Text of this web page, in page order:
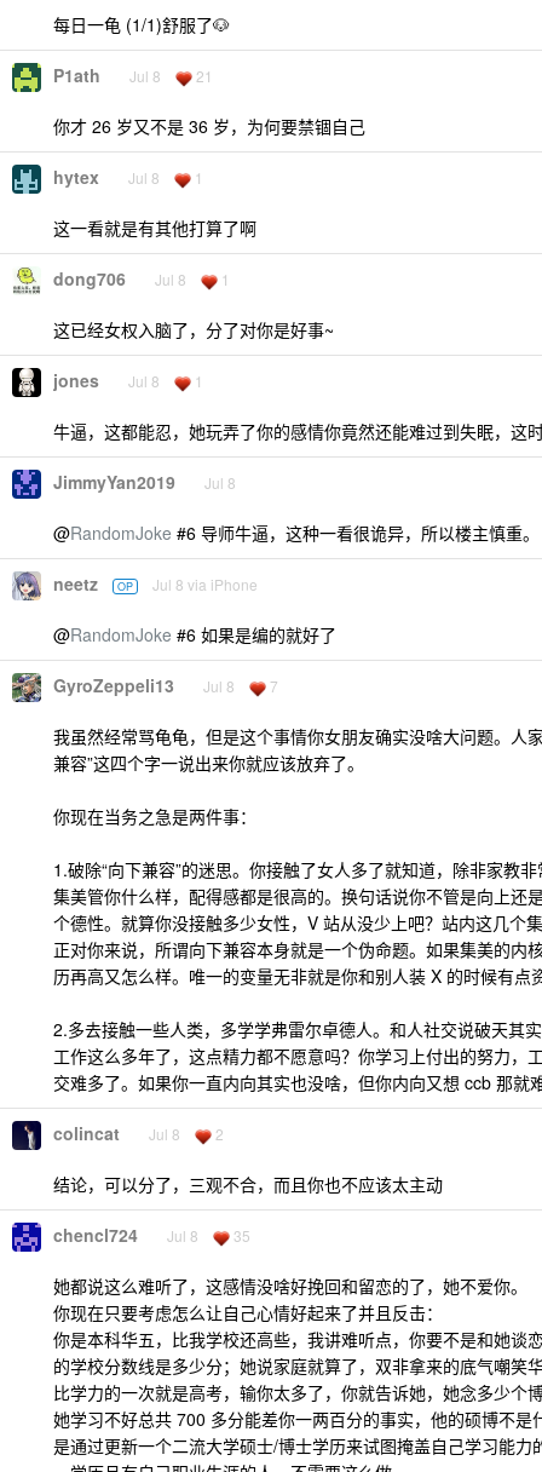
每日一龟 (1/1)舒服了🐶
P1ath Jul 8 21
你才 26 岁又不是 36 岁，为何要禁锢自己
hytex Jul 8 1
这一看就是有其他打算了啊
dong706 Jul 8 1
这已经女权入脑了，分了对你是好事~
jones Jul 8 1
牛逼，这都能忍，她玩弄了你的感情你竟然还能难过到失眠，这
JimmyYan2019 Jul 8
@RandomJoke #6 导师牛逼，这种一看很诡异，所以楼主慎重。
neetz OP Jul 8 via iPhone
@RandomJoke #6 如果是编的就好了
GyroZeppeli13 Jul 8 7
我虽然经常骂龟龟，但是这个事情你女朋友确实没啥大问题。人
兼容”这四个字一说出来你就应该放弃了。
你现在当务之急是两件事：
1.破除“向下兼容”的迷思。你接触了女人多了就知道，除非家教
集美管你什么样，配得感都是很高的。换句话说你不管是向上还
个德性。就算你没接触多少女性，V 站从没少上吧？站内这几个
正对你来说，所谓向下兼容本身就是一个伪命题。如果集美的内
历再高又怎么样。唯一的变量无非就是你和别人装 X 的时候有点
2.多去接触一些人类，多学学弗雷尔卓德人。和人社交说破天其
工作这么多年了，这点精力都不愿意吗？你学习上付出的努力，
交难多了。如果你一直内向其实也没啥，但你内向又想 ccb 那就
colincat Jul 8 2
结论，可以分了，三观不合，而且你也不应该太主动
chencl724 Jul 8 35
她都说这么难听了，这感情没啥好挽回和留恋的了，她不爱你。
你现在只要考虑怎么让自己心情好起来了并且反击：
你是本科华五，比我学校还高些，我讲难听点，你要不是和她谈
的学校分数线是多少分；她说家庭就算了，双非拿来的底气嘲笑
比学力的一次就是高考，输你太多了，你就告诉她，她念多少个
她学习不好总共 700 多分能差你一两百分的事实，他的硕博不是
是通过更新一个二流大学硕士/博士学历来试图掩盖自己学习能力